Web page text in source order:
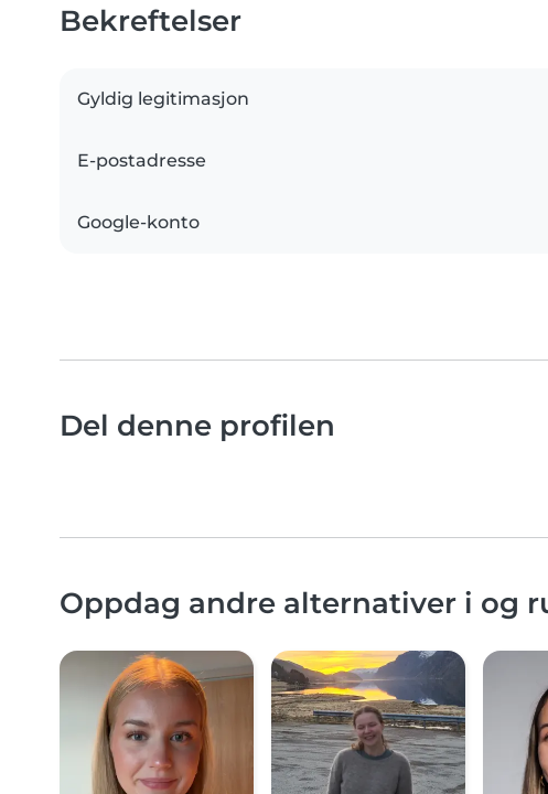
Bekreftelser
Gyldig legitimasjon
E-postadresse
Google-konto
Del denne profilen
Oppdag andre alternativer i og